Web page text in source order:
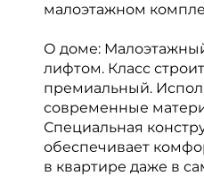
малоэтажном
О доме:
лифтом. Класс
премиальный.
современные
Специальная
обеспечивает
в квартире даже в